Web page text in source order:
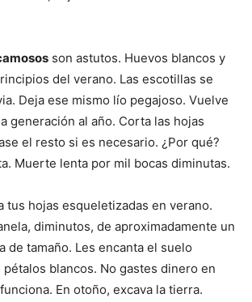
son astutos. Huevos blancos y
del verano. Las escotillas se
Deja ese mismo lío pegajoso. Vuelve
generación al año. Corta las hojas
el resto si es necesario. ¿Por qué?
Muerte lenta por mil bocas diminutas.
tus hojas esqueletizadas en verano.
diminutos, de aproximadamente un
de tamaño. Les encanta el suelo
blancos. No gastes dinero en
En otoño, excava la tierra.